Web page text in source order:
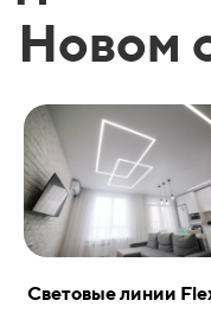
Новом
Световые линии